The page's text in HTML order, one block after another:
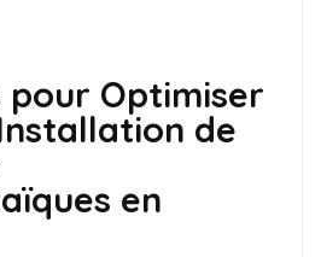
pour Optimiser
de
en